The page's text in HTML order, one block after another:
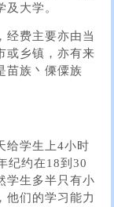
大学。
经费主要亦由当
或乡镇，亦有来
苗族丶傈僳族
给学生上4小时
纪约在18到30
学生多半只有小
他们的学习能力